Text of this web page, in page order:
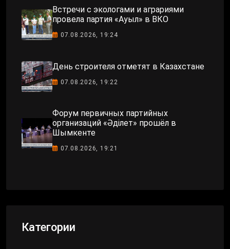
Встречи с экологами и аграриями
провела партия «Ауыл» в ВКО
07.08.2026, 19:24
День строителя отметят в Казахстане
07.08.2026, 19:22
Форум первичных партийных
организаций «Әділет» прошёл в
Шымкенте
07.08.2026, 19:21
Категории